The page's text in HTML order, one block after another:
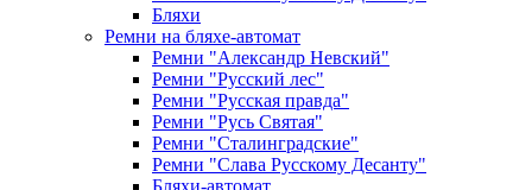
Бляхи
Ремни на бляхе-автомат
Ремни "Александр Невский"
Ремни "Русский лес"
Ремни "Русская правда"
Ремни "Русь Святая"
Ремни "Сталинградские"
Ремни "Слава Русскому Десанту"
Бляхи-автомат